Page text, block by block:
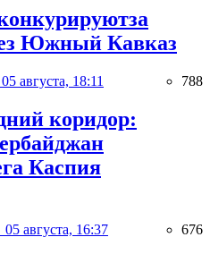
Южный Кавказ
05 августа, 18:11 788
коридор:
Каспия
05 августа, 16:37 676